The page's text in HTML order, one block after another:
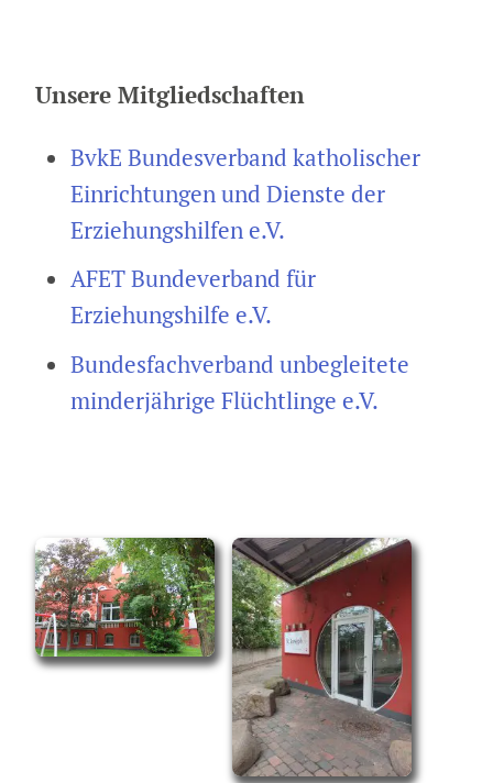
Unsere Mitgliedschaften
BvkE Bundesverband katholischer
Einrichtungen und Dienste der
Erziehungshilfen e.V.
AFET Bundeverband für
Erziehungshilfe e.V.
Bundesfachverband unbegleitete
minderjährige Flüchtlinge e.V.